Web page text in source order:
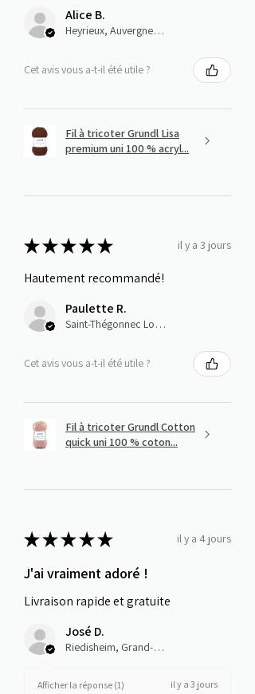
Alice B.
Heyrieux, Auvergne-Rhône-Alpes
Cet avis vous a-t-il été utile ?
Fil à tricoter Grundl Lisa
premium uni 100 % acryl...
★★★★★ il y a 3 jours
Hautement recommandé!
Paulette R.
Saint-Thégonnec Loc-Eguiner, E
Cet avis vous a-t-il été utile ?
Fil à tricoter Grundl Cotton
quick uni 100 % coton...
★★★★★ il y a 4 jours
J'ai vraiment adoré !
Livraison rapide et gratuite
José D.
Riedisheim, Grand-Est
Afficher la réponse (1) il y a 3 jours